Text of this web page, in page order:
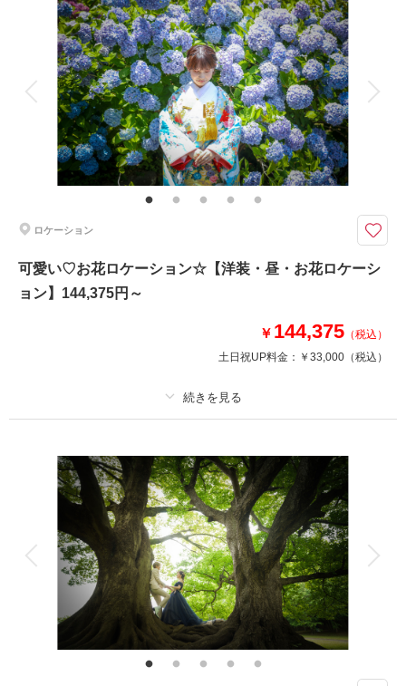
着付け ヘアメイク 小物一式
アルバム データ 130 カット 台紙付写真
衣装追加 会食 挙式
家族と撮影 家族用衣装レンタル ペットと撮影
その他含むもの
新郎ヘアセット・撮影アテンド・アクセサリー・番傘・毛氈・草履・肌着・
足袋・和装着付け小物類【撮影に必要なアイテムはすべて揃っておりますの
で当日は手ぶらでご来店ください。】
「三渓園」「偕楽園」「古民家」などの庭園での和装撮影可能◎今ならスタ
●プラン詳細
・打掛、紋服
・申請料（※撮影地による）
相談予約する
来店・オンライン
撮影日の空き
を確認する
ロケーション
可愛い♡お花ロケーション☆【洋装・昼・お花ロケーシ
ョン】144,375円～
￥ 144,375 （税込）
土日祝UP料金： ￥33,000 （税込）
撮影料 新婦衣装1着 新郎衣装1着
着付け ヘアメイク 小物一式
アルバム 10 P データ 100 カット 台紙付写真
衣装追加 会食 挙式
家族と撮影 家族用衣装レンタル ペットと撮影
その他含むもの
新郎ヘアセット・撮影アテンド・ワイシャツ・靴・パンプス・ブーケ・ブー
トニア・アクセサリー・ティアラ・番傘・毛氈・草履・肌着・足袋・和装着
付け小物類【撮影に必要なアイテムはすべて揃っておりますので当日は手ぶ